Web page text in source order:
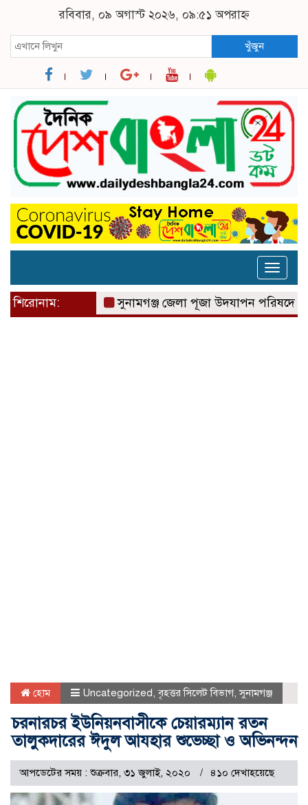
রবিবার, ০৯ অগাস্ট ২০২৬, ০৯:৫১ অপরাহ্ন
খুঁজুন
Toggle
শিরোনাম: সুনামগঞ্জ জেলা পূজা উদযাপন পরিষদের ৮১
হোম Uncategorized,বৃহত্তর সিলেট বিভাগ,সুনামগঞ্জ
চরনারচর ইউনিয়নবাসীকে চেয়ারম্যান রতন
তালুকদারের ঈদুল আযহার শুভেচ্ছা ও অভিনন্দন
আপডেটের সময় : শুক্রবার, ৩১ জুলাই, ২০২০ ৪১০ দেখাহয়েছে